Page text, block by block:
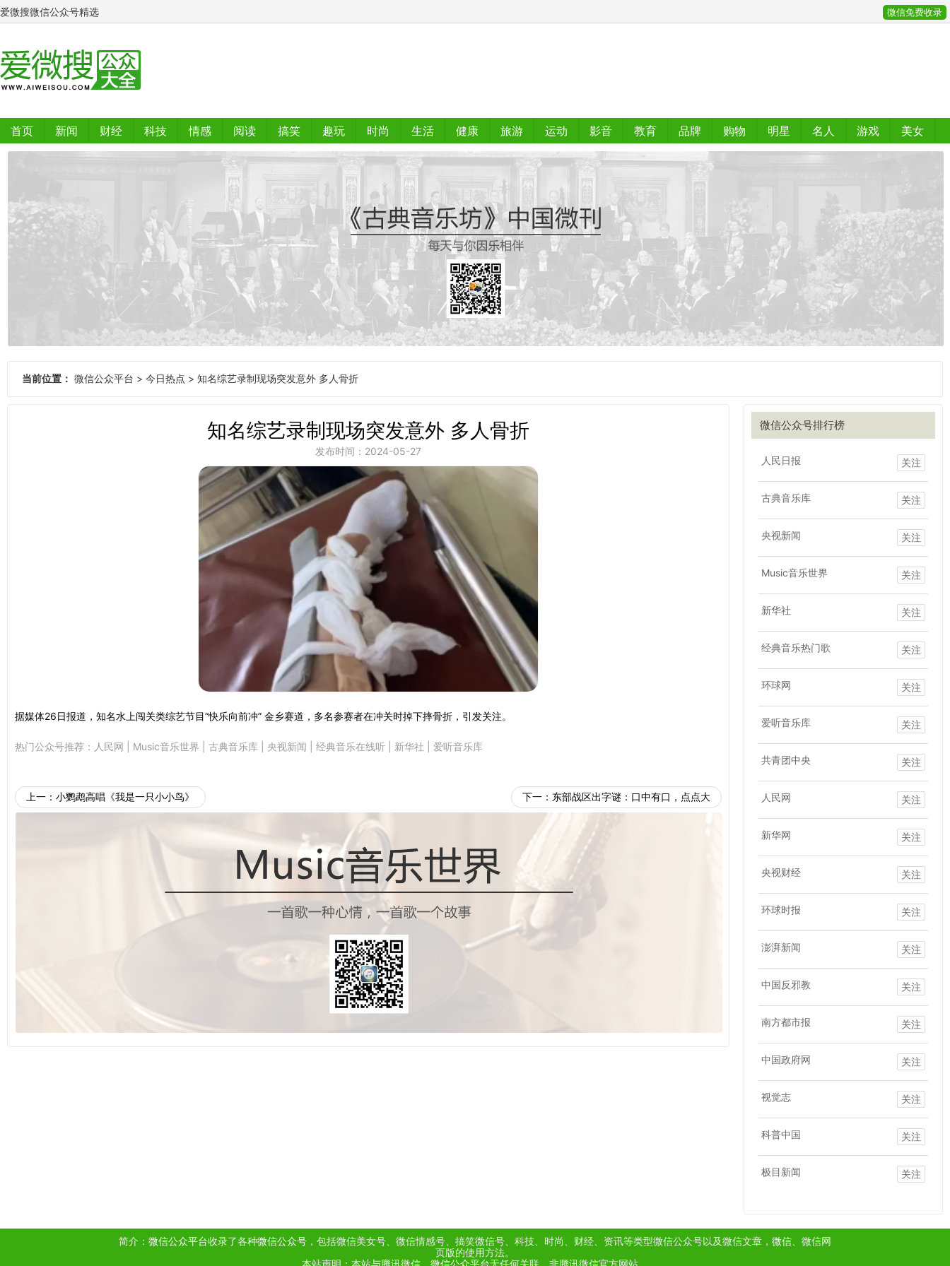
爱微搜微信公众号精选 微信免费收录
首页 新闻 财经 科技 情感 阅读 搞笑 趣玩 时尚 生活 健康 旅游 运动 影音 教育 品牌 购物 明星 名人 游戏
美女
当前位置： 微信公众平台 > 今日热点 > 知名综艺录制现场突发意外 多人骨折
微信公众号排行榜
人民日报 关注
古典音乐库 关注
央视新闻 关注
Music音乐世界 关注
新华社 关注
经典音乐热门歌 关注
环球网 关注
爱听音乐库 关注
共青团中央 关注
人民网 关注
新华网 关注
央视财经 关注
环球时报 关注
澎湃新闻 关注
中国反邪教 关注
南方都市报 关注
中国政府网 关注
视觉志 关注
科普中国 关注
极目新闻 关注
知名综艺录制现场突发意外 多人骨折
发布时间：2024-05-27
据媒体26日报道，知名水上闯关类综艺节目“快乐向前冲” 金乡赛道，多名参赛者在冲关时掉下摔骨折，引发关注。
热门公众号推荐： 人民网 Music音乐世界 古典音乐库 央视新闻 经典音乐在线听 新华社 爱听音乐库
上一： 小鹦鹉高唱《我是一只小小鸟》 下一： 东部战区出字谜：口中有口，点点大
简介： 微信公众平台收录了各种微信公众号 ，包括微信美女号、微信情感号、搞笑微信号、科技、时尚、财经、资讯等类型微信公众号以及微信文章， 微信 、微信网
页版的使用方法。
本站声明：本站与腾讯微信、 微信公众平台无任何关联，非腾讯微信官方网站。